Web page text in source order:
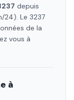
depuis
24). Le 3237
de la
vous à
à